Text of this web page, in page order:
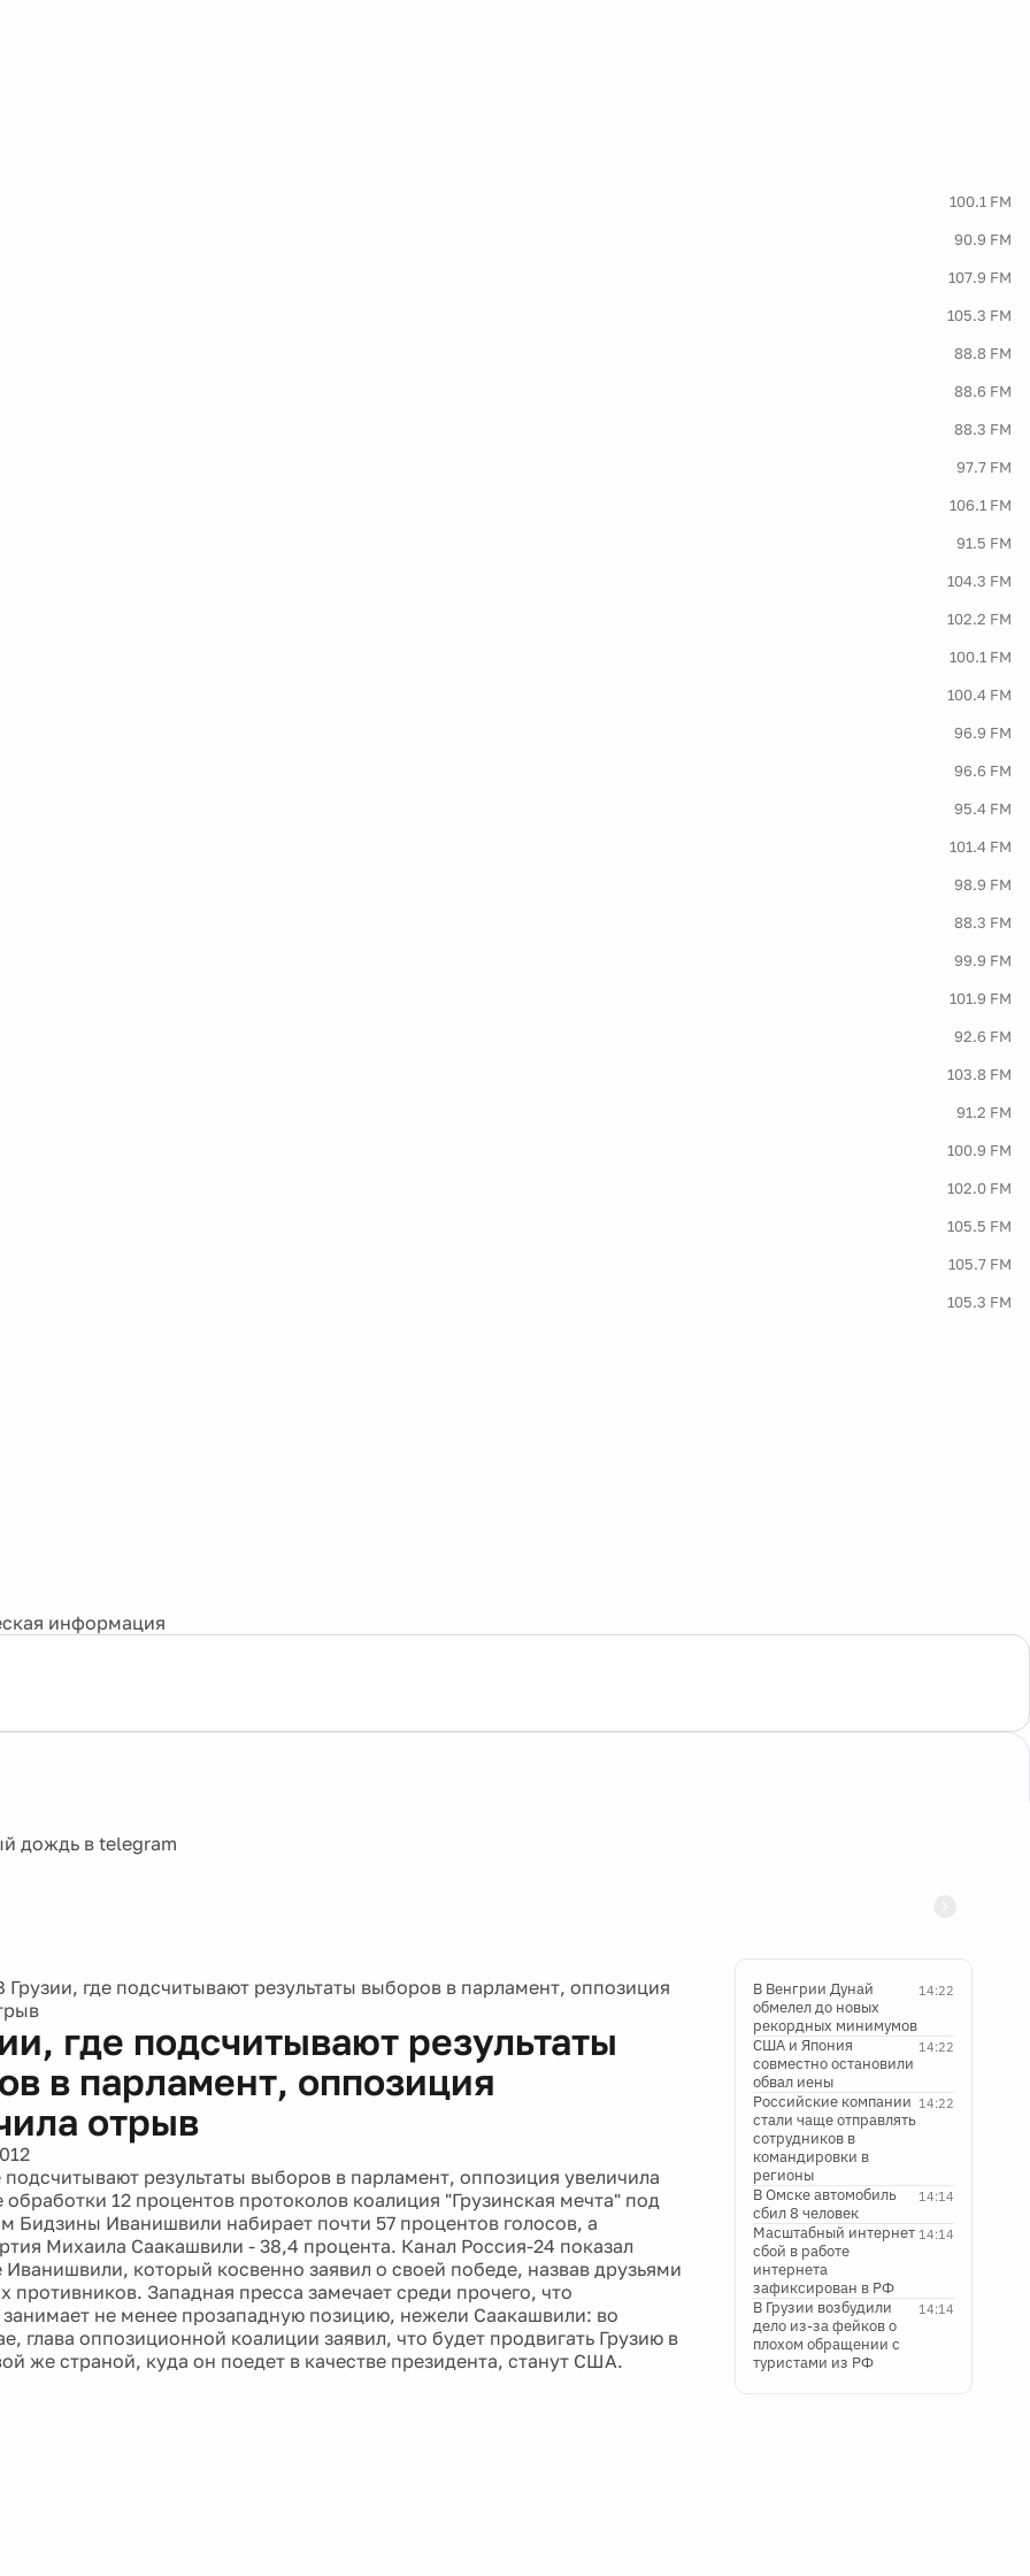
100.1 FM
90.9 FM
107.9 FM
105.3 FM
88.8 FM
88.6 FM
88.3 FM
97.7 FM
106.1 FM
91.5 FM
104.3 FM
102.2 FM
100.1 FM
100.4 FM
96.9 FM
96.6 FM
95.4 FM
101.4 FM
98.9 FM
88.3 FM
99.9 FM
101.9 FM
92.6 FM
103.8 FM
91.2 FM
100.9 FM
102.0 FM
105.5 FM
105.7 FM
105.3 FM
информация
Грузии, где подсчитывают результаты выборов в парламент, оппозиция
где подсчитывают результаты
в парламент, оппозиция
отрыв
подсчитывают результаты выборов в парламент, оппозиция увеличила
12 процентов протоколов коалиция "Грузинская мечта" под
Бидзины Иванишвили набирает почти 57 процентов голосов, а
Михаила Саакашвили - 38,4 процента. Канал Россия-24 показал
Иванишвили, который косвенно заявил о своей победе, назвав друзьями
противников. Западная пресса замечает среди прочего, что
не менее прозападную позицию, нежели Саакашвили: во
глава оппозиционной коалиции заявил, что будет продвигать Грузию в
же страной, куда он поедет в качестве президента, станут США.
14:22
В Венгрии Дунай
обмелел до новых
рекордных минимумов
14:22
США и Япония
совместно остановили
обвал иены
14:22
Российские компании
стали чаще отправлять
сотрудников в
командировки в
регионы
14:14
В Омске автомобиль
сбил 8 человек
14:14
Масштабный интернет
сбой в работе
интернета
зафиксирован в РФ
14:14
В Грузии возбудили
дело из-за фейков о
плохом обращении с
туристами из РФ